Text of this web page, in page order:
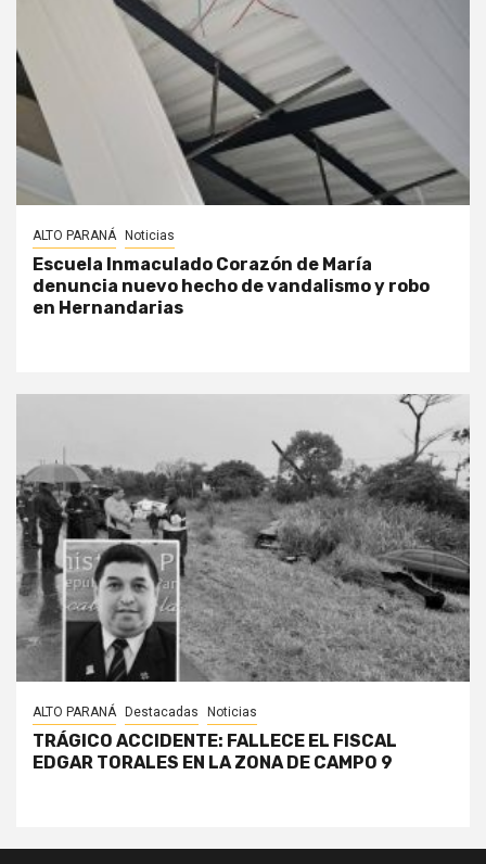
ALTO PARANÁ Noticias
Escuela Inmaculado Corazón de María
denuncia nuevo hecho de vandalismo y robo
en Hernandarias
ALTO PARANÁ Destacadas Noticias
TRÁGICO ACCIDENTE: FALLECE EL FISCAL
EDGAR TORALES EN LA ZONA DE CAMPO 9